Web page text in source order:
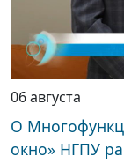
06 августа
О
окно» НГПУ